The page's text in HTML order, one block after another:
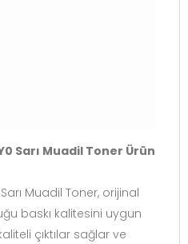
Sarı Muadil Toner Ürün
Muadil Toner, orijinal
baskı kalitesini uygun
çıktılar sağlar ve